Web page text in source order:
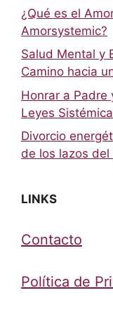
¿Qué es el
Amorsystemic?
Salud Mental y
Camino hacia
Honrar a Padre
Leyes
Divorcio
de los lazos del
LINKS
Contacto
Política de